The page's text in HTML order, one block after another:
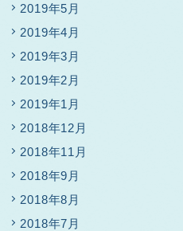
2019年5月
2019年4月
2019年3月
2019年2月
2019年1月
2018年12月
2018年11月
2018年9月
2018年8月
2018年7月